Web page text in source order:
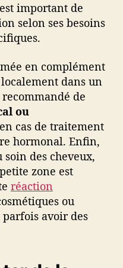
important de
selon ses besoins
en complément
dans un
de
ou
cas de traitement
hormonal. Enfin,
des cheveux,
zone est
réaction
ou
parfois avoir des